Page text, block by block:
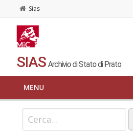
Sias
SIAS Archivio di Stato di Prato
MENU